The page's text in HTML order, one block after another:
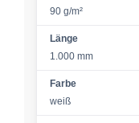
90 g/m²
Länge
1.000 mm
Farbe
weiß